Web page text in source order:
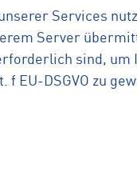
Services
Server
sind, um
f EU-DSGVO zu